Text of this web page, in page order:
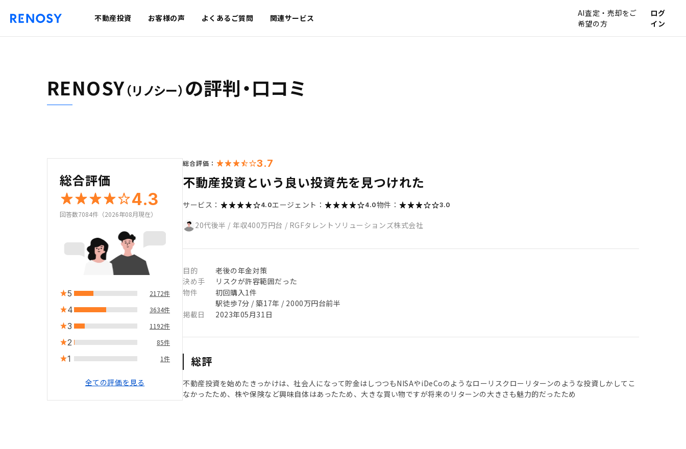
不動産投資 お客様の声 よくあるご質問 関連サービス
AI査定・売却をご
希望の方
ログ
イン
RENOSY（リノシー） の評判・口コミ
総合評価
4.3
回答数7084件（2026年08月現在）
5 2172件
4 3634件
3 1192件
2 85件
1 1件
全ての評価を見る
総合評価： 3.7
不動産投資という良い投資先を見つけれた
サービス： 4.0エージェント： 4.0物件： 3.0
20代後半 / 年収400万円台 / RGFタレントソリューションズ株式会社
目的
老後の年金対策
決め手
リスクが許容範囲だった
物件
初回購入1件
駅徒歩7分 / 築17年 / 2000万円台前半
掲載日
2023年05月31日
総評
不動産投資を始めたきっかけは、社会人になって貯金はしつつもNISAやiDeCoのようなローリスクローリターンのような投資しかしてこ
なかったため、株や保険など興味自体はあったため、大きな買い物ですが将来のリターンの大きさも魅力的だったため